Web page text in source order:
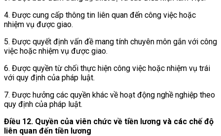
4. Được cung cấp thông tin liên quan đến công việc hoặc
nhiệm vụ được giao.
5. Được quyết định vấn đề mang tính chuyên môn gắn với công
việc hoặc nhiệm vụ được giao.
6. Được quyền từ chối thực hiện công việc hoặc nhiệm vụ trái
với quy định của pháp luật.
7. Được hưởng các quyền khác về hoạt động nghề nghiệp theo
quy định của pháp luật.
Điều 12. Quyền của viên chức về tiền lương và các chế độ
liên quan đến tiền lương